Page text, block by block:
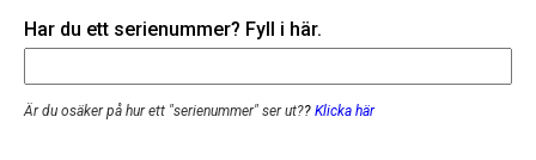
Har du ett serienummer? Fyll i här.
Är du osäker på hur ett "serienummer" ser ut?? Klicka här